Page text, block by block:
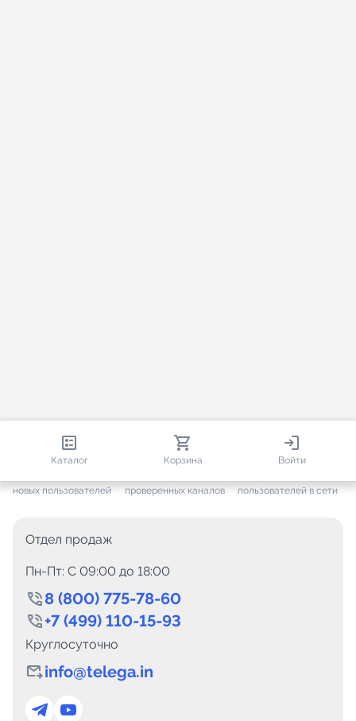
Каталог Корзина Войти
813 407
новых пользователей проверенных каналов пользователей в сети
Отдел продаж
Пн-Пт: C 09:00 до 18:00
8 (800) 775-78-60
+7 (499) 110-15-93
Круглосуточно
info@telega.in